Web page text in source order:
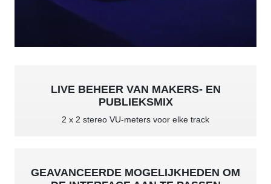
LIVE BEHEER VAN MAKERS- EN
PUBLIEKSMIX
2 x 2 stereo VU-meters voor elke track
GEAVANCEERDE MOGELIJKHEDEN OM